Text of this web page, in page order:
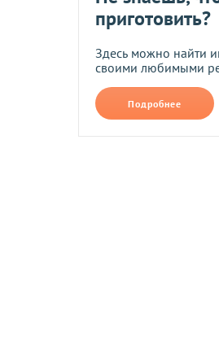
Минимальная стоимость заказа на
Заказы, оформленные в нашем
приготовить?
Здесь можно найти
своими любимыми
Подробнее